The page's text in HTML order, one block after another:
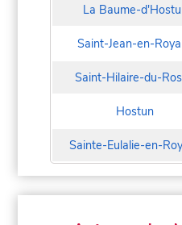
La Baume-
Saint-Jean-en-
Saint-Hilaire-du-
Hostun
Sainte-Eulalie-en-